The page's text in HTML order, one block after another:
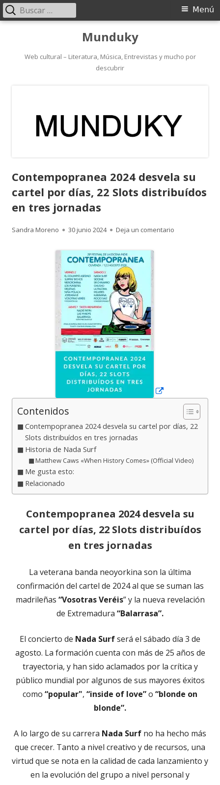
contenido
Munduky
Web cultural – Literatura, Música, Entrevistas y mucho por
descubrir
Menú
Menú
Buscar:
Contempopranea 2024 desvela su
cartel por días, 22 Slots distribuídos
en tres jornadas
Autor
Sandra Moreno
Publicado
30 junio 2024 Deja un comentario
Contenidos
Contempopranea 2024 desvela su cartel por días, 22
Slots distribuídos en tres jornadas
Historia de Nada Surf
Matthew Caws «When History Comes» (Official Video)
Me gusta esto:
Relacionado
Contempopranea 2024 desvela su
cartel por días, 22 Slots distribuídos
en tres jornadas
La veterana banda neoyorkina son la última
confirmación del cartel de 2024 al que se suman las
madrileñas “Vosotras Veréis” y la nueva revelación
de Extremadura “Balarrasa”.
El concierto de Nada Surfserá el sábado día 3 de
agosto. La formación cuenta con más de 25 años de
trayectoria, y han sido aclamados por la crítica y
público mundial por algunos de sus mayores éxitos
como “popular", “inside of love”o “blonde on
blonde”.
A lo largo de su carrera Nada Surf no ha hecho más
que crecer. Tanto a nivel creativo y de recursos, una
virtud que se nota en la calidad de cada lanzamiento y
en la evolución del grupo a nivel personal y